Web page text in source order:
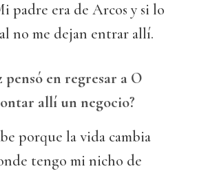
padre era de Arcos y si lo
no me dejan entrar allí.
pensó en regresar a O
allí un negocio?
porque la vida cambia
tengo mi nicho de